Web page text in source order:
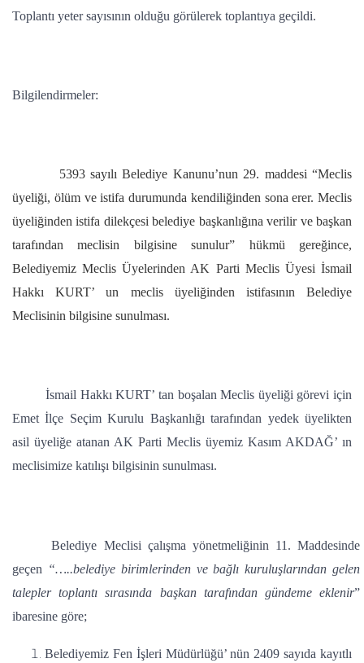
Toplantı yeter sayısının olduğu görülerek toplantıya geçildi.
Bilgilendirmeler:
5393 sayılı Belediye Kanunu’nun 29. maddesi “Meclis
üyeliği, ölüm ve istifa durumunda kendiliğinden sona erer. Meclis
üyeliğinden istifa dilekçesi belediye başkanlığına verilir ve başkan
tarafından meclisin bilgisine sunulur” hükmü gereğince,
Belediyemiz Meclis Üyelerinden AK Parti Meclis Üyesi İsmail
Hakkı KURT’ un meclis üyeliğinden istifasının Belediye
Meclisinin bilgisine sunulması.
İsmail Hakkı KURT’ tan boşalan Meclis üyeliği görevi için
Emet İlçe Seçim Kurulu Başkanlığı tarafından yedek üyelikten
asil üyeliğe atanan AK Parti Meclis üyemiz Kasım AKDAĞ’ ın
meclisimize katılışı bilgisinin sunulması.
Belediye Meclisi çalışma yönetmeliğinin 11. Maddesinde
geçen “…..belediye birimlerinden ve bağlı kuruluşlarından gelen
talepler toplantı sırasında başkan tarafından gündeme eklenir”
ibaresine göre;
Belediyemiz Fen İşleri Müdürlüğü’ nün 2409 sayıda kayıtlı